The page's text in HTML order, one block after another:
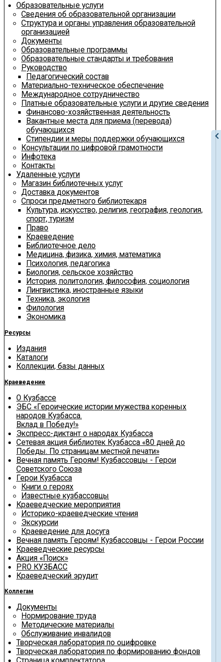
Образовательные услуги
Сведения об образовательной организации
Структура и органы управления образовательной
организацией
Документы
Образовательные программы
Образовательные стандарты и требования
Руководство
Педагогический состав
Материально-техническое обеспечение
Международное сотрудничество
Платные образовательные услуги и другие сведения
Финансово-хозяйственная деятельность
Вакантные места для приема (перевода)
обучающихся
Стипендии и меры поддержки обучающихся
Консультации по цифровой грамотности
Инфотека
Контакты
Удаленные услуги
Магазин библиотечных услуг
Доставка документов
Спроси предметного библиотекаря
Культура, искусство, религия, география, геология,
спорт, туризм
Право
Краеведение
Библиотечное дело
Медицина, физика, химия, математика
Психология, педагогика
Биология, сельское хозяйство
История, политология, философия, социология
Лингвистика, иностранные языки
Техника, экология
Филология
Экономика
Ресурсы
Издания
Каталоги
Коллекции, базы данных
Краеведение
О Кузбассе
ЭБС «Героические истории мужества коренных
народов Кузбасса.
Вклад в Победу!»
Экспресс-диктант о народах Кузбасса
Сетевая акция библиотек Кузбасса «80 дней до
Победы. По страницам местной печати»
Вечная память Героям! Кузбассовцы - Герои
Советского Союза
Герои Кузбасса
Книги о героях
Известные кузбассовцы
Краеведческие мероприятия
Историко-краеведческие чтения
Экскурсии
Краеведение для досуга
Вечная память Героям! Кузбассовцы - Герои России
Краеведческие ресурсы
Акция «Поиск»
PRO КУЗБАСС
Краеведческий эрудит
Коллегам
Документы
Нормирование труда
Методические материалы
Обслуживание инвалидов
Творческая лаборатория по оцифровке
Творческая лаборатория по формированию фондов